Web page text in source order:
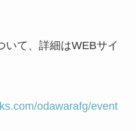
いて、詳細はWEBサイ
odawarafg/event